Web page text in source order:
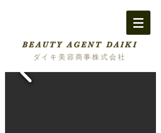
BEAUTY AGENT DAIKI
ダイキ美容商事株式会社